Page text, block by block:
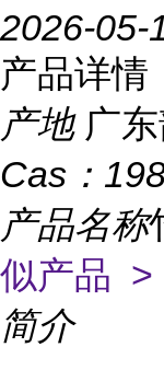
2026-05-
产品详情
产地 广
Cas：
产品名称
似产品 >
简介